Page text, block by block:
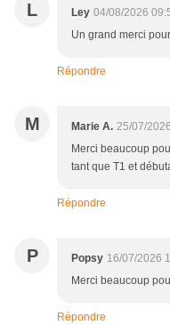
L Ley 04/08/2026
Un grand merci
Répondre
M Marie A. 25/07/
Merci beaucoup
tant que T1 et
Répondre
P Popsy 16/07/2026
Merci beaucoup
Répondre